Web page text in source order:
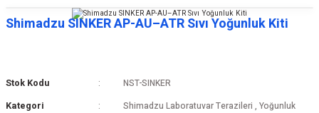
Shimadzu SINKER AP-AU–ATR Sıvı Yoğunluk Kiti
Stok Kodu NST-SINKER
Kategori Shimadzu Laboratuvar Terazileri , Yoğunluk